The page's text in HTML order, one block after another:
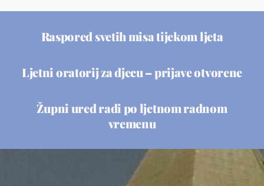
Raspored svetih misa tijekom ljeta
Ljetni oratorij za djecu – prijave otvorene
Župni ured radi po ljetnom radnom
vremenu